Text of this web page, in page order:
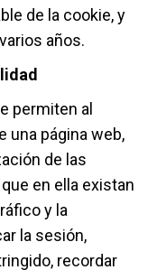
de la cookie, y
años.
permiten al
una página web,
de las
en ella existan
y la
la sesión,
recordar